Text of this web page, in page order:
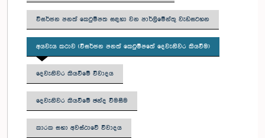
විසර්ජන පනත් කෙටුම්පත සඳහා වන පාර්ලිමේන්තු වැඩසටහන
අයවැය කථාව (විසර්ජන පනත් කෙටුම්පතේ දෙවැනිවර කියවීම)
දෙවැනිවර කියවීමේ විවාදය
දෙවැනිවර කියවීමේ ඡන්ද විමසීම
කාරක සභා අවස්ථාවේ විවාදය